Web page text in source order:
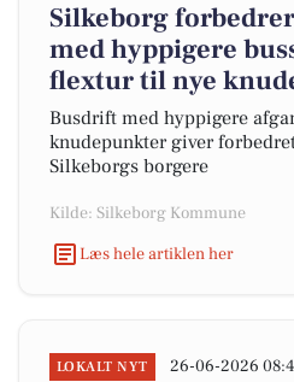
Silkeborg
med hyppigere
flextur til nye
Busdrift med hyppigere
knudepunkter giver
Silkeborgs borgere
Kilde: Silkeborg Kommune
Læs hele artiklen her
LOKALT NYT 26-06-2026